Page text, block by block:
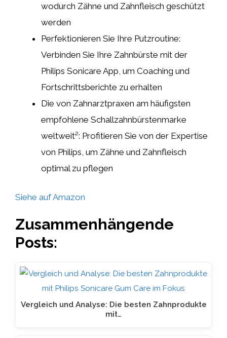
wodurch Zähne und Zahnfleisch geschützt
werden
Perfektionieren Sie Ihre Putzroutine:
Verbinden Sie Ihre Zahnbürste mit der
Philips Sonicare App, um Coaching und
Fortschrittsberichte zu erhalten
Die von Zahnarztpraxen am häufigsten
empfohlene Schallzahnbürstenmarke
weltweit²: Profitieren Sie von der Expertise
von Philips, um Zähne und Zahnfleisch
optimal zu pflegen
Siehe auf Amazon
Zusammenhängende
Posts:
Vergleich und Analyse: Die besten Zahnprodukte
mit…